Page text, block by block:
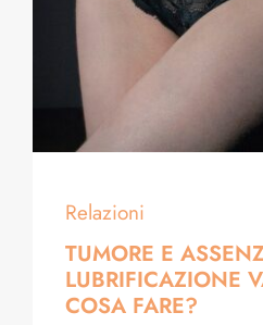
Relazioni
TUMORE E
LUBRIFICAZIONE
COSA FARE?